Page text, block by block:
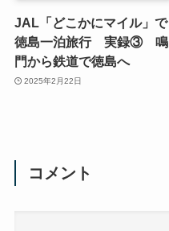
JAL「どこかにマイル」で
徳島一泊旅行 実録③ 鳴
門から鉄道で徳島へ
2025年2月22日
コメント